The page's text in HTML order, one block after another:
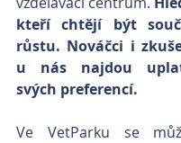
kteří chtějí být
růstu. Nováčci i
u nás najdou
svých preferencí.
Ve VetParku se